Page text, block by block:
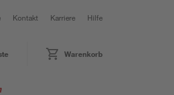
Kontakt Karriere Hilfe
Warenkorb